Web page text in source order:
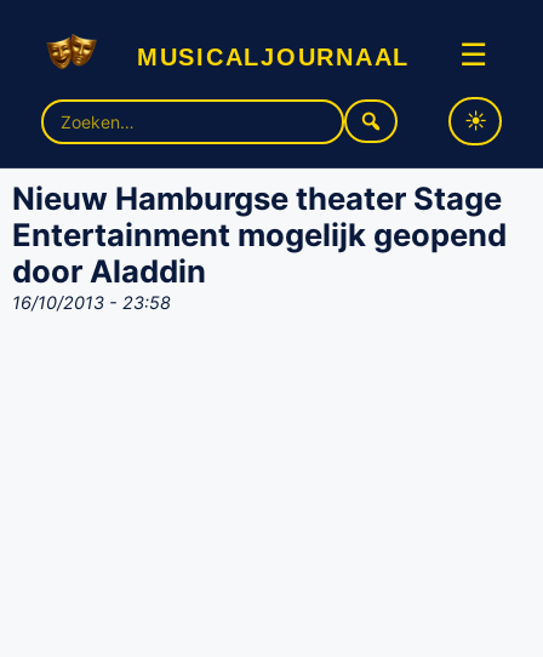
musicaljournaal ☰
Zoek
naar:
Nieuw Hamburgse theater Stage
Entertainment mogelijk geopend
door Aladdin
16/10/2013 - 23:58